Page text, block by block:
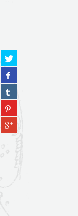
Partager
sur
twitter
(Nouvelle
fenêtre)
Partager
sur
facebook
(Nouvelle
fenêtre)
Partager
sur
tumblr
(Nouvelle
fenêtre)
Partager
sur
pinterest
(Nouvelle
Partager
sur